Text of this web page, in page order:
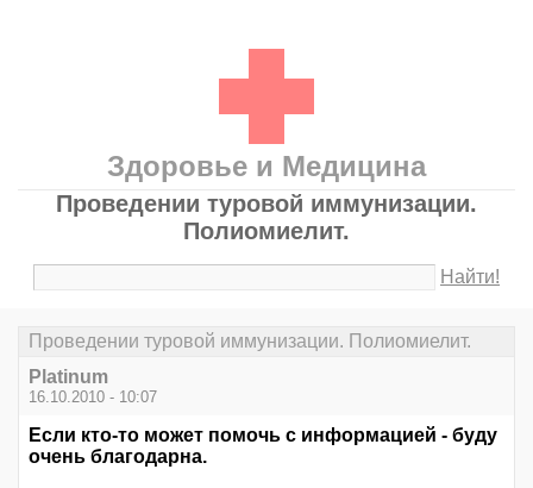
Здоровье и Медицина
Проведении туровой иммунизации.
Полиомиелит.
Найти!
Проведении туровой иммунизации. Полиомиелит.
Platinum
16.10.2010 - 10:07
Если кто-то может помочь с информацией - буду
очень благодарна.